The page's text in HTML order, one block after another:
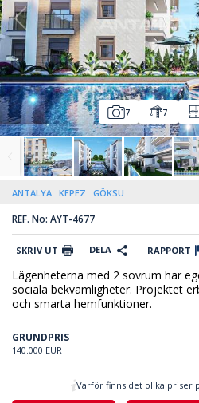
7 7
ANTALYA KEPEZ GÖKSU
REF. No: AYT-4677
SKRIV UT DELA RAPPORT
Lägenheterna med 2 sovrum har
sociala bekvämligheter. Projektet
och smarta hemfunktioner.
GRUNDPRIS
140.000 EUR
Varför finns det olika priser